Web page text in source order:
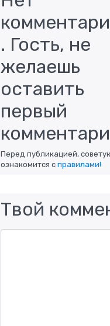
. Гость, не
желаешь
оставить
первый
Перед публикацией,
ознакомится справилами!